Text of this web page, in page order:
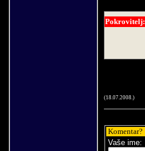
Pokrovitelj:
(18.07.2008.)
Komentar?
Vaše ime: